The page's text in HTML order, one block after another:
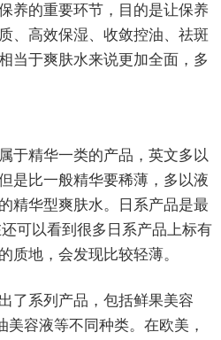
养的重要环节，目的是让保养
、高效保湿、收敛控油、祛斑
当于爽肤水来说更加全面，多
于精华一类的产品，英文多以
是比一般精华要稀薄，多以液
精华型爽肤水。日系产品是最
可以看到很多日系产品上标有
质地，会发现比较轻薄。
了系列产品，包括鲜果美容
容液等不同种类。在欧美，